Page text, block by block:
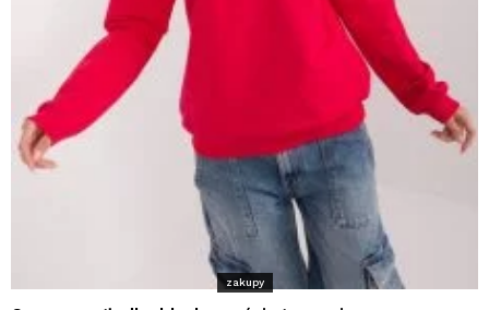
zakupy